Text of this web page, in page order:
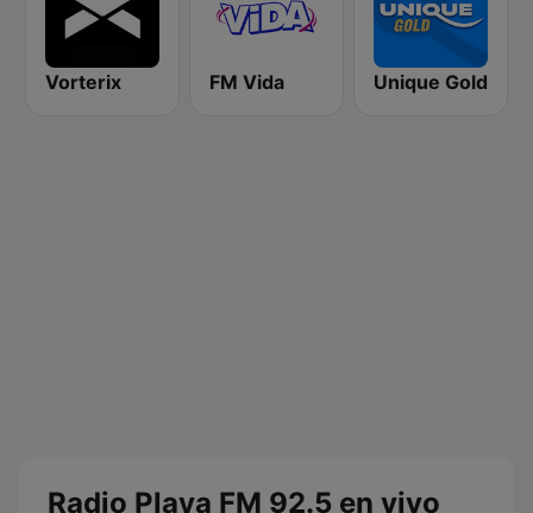
Vorterix FM Vida Unique Gold
Radio Playa FM 92.5 en vivo